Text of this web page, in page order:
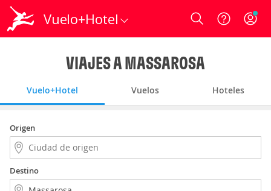
Vuelo+Hotel Login
VIAJES A MASSAROSA
Vuelo+Hotel Vuelos Hoteles
Origen
Destino